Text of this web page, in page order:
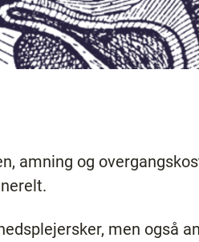
amning og
men også